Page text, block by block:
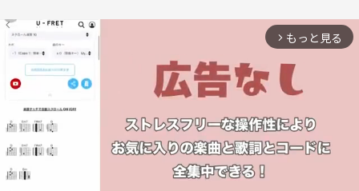
arrow_forward_ios もっと見る